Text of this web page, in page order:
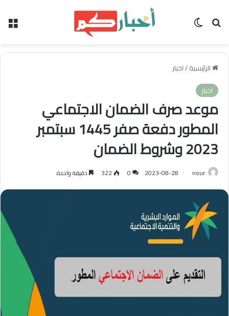
بحث عن الوضع المظلم
الرئيسية/اخبار
اخبار
موعد صرف الضمان الاجتماعي
المطور دفعة صفر 1445 سبتمبر
2023 وشروط الضمان
nour
2023-08-28
0
322 دقيقة واحدة